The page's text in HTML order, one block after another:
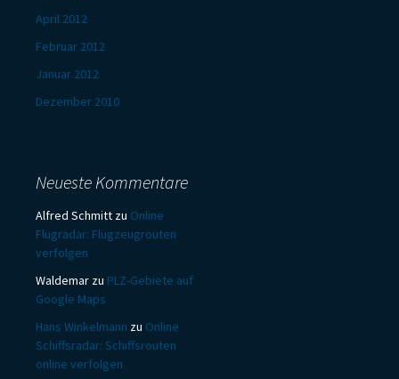
April 2012
Februar 2012
Januar 2012
Dezember 2010
Neueste Kommentare
Alfred Schmitt zu Online
Flugradar: Flugzeugrouten
verfolgen
Waldemar zu PLZ-Gebiete auf
Google Maps
Hans Winkelmann zu Online
Schiffsradar: Schiffsrouten
online verfolgen